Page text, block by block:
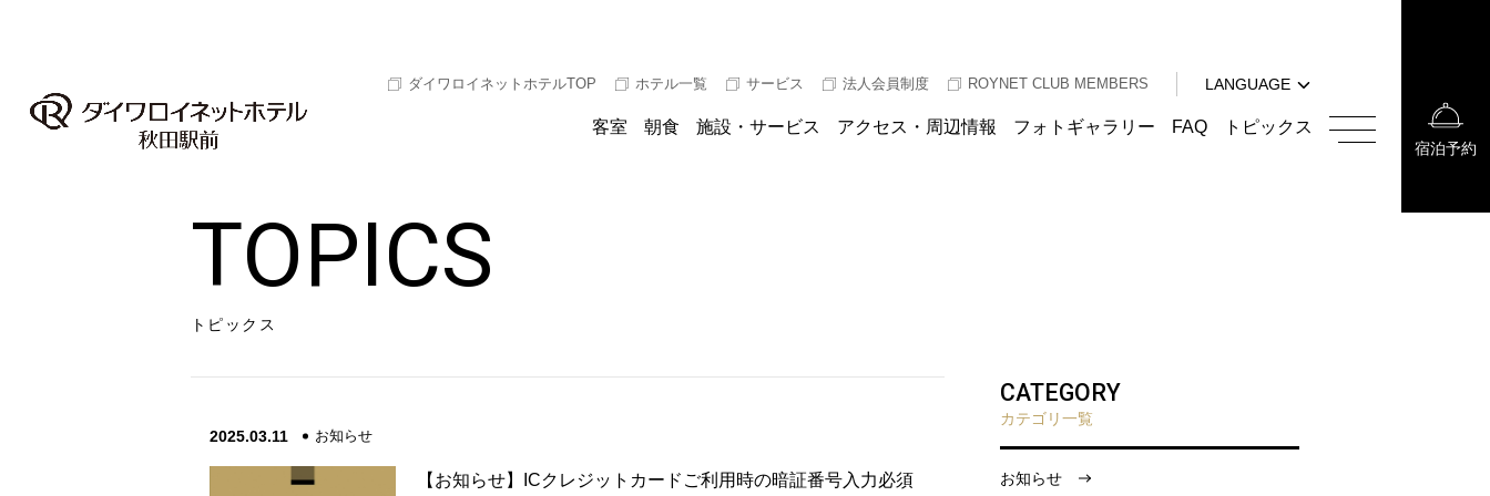
ダイワロイネットホテルTOP ホテル一覧 サービス 法人会員制度 ROYNET CLUB MEMBERS
LANGUAGE
English
客室 朝食 施設・サービス アクセス・周辺情報 フォトギャラリー FAQ トピックス
TOPICS
トピックス
2025.03.11 お知らせ
【お知らせ】ICクレジットカードご利用時の暗証番号入力必須
CATEGORY
カテゴリ一覧
お知らせ
한국어
宿泊予約